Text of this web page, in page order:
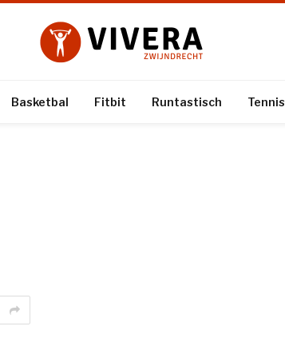
Basketbal Fitbit Runtastisch Tennis